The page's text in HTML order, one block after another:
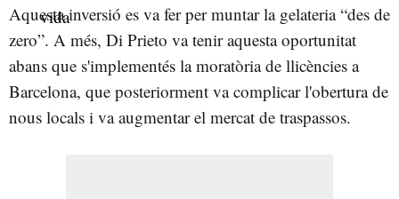
Aquesta inversió es va fer per muntar la gelateria “des de
zero”. A més, Di Prieto va tenir aquesta oportunitat
abans que s'implementés la moratòria de llicències a
Barcelona, que posteriorment va complicar l'obertura de
nous locals i va augmentar el mercat de traspassos.